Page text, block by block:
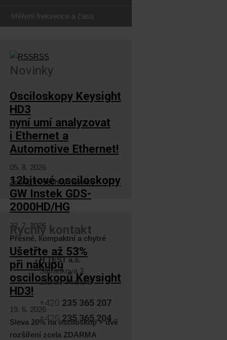
Měření frekvence a času
RSS
Novinky
Osciloskopy Keysight
HD3
nyní umí analyzovat
i Ethernet a
Automotive Ethernet!
05. 8. 2026
12bitové osciloskopy
GW Instek GDS-
2000HD/HG
22. 7. 2026
Přesné, kompaktní a chytré
Ušetřte až 53%
při nákupu
osciloskopů Keysight
HD3!
19. 6. 2026
Sleva 20% na osciloskop + dvě
rozšíření zcela ZDARMA
Zobrazit všechny novinky
Rychlý kontakt
H TEST a.s.
Šafránkova 3
155 00 Praha 5
+420 235 365 207
+420 235 365 204